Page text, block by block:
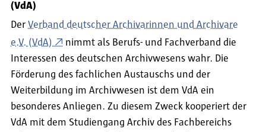
(VdA)
Der Verband deutscher Archivarinnen und Archivare
e.V. (VdA)
nimmt als Berufs- und Fachverband die
Interessen des deutschen Archivwesens wahr. Die
Förderung des fachlichen Austauschs und der
Weiterbildung im Archivwesen ist dem VdA ein
besonderes Anliegen. Zu diesem Zweck kooperiert der
VdA mit dem Studiengang Archiv des Fachbereichs